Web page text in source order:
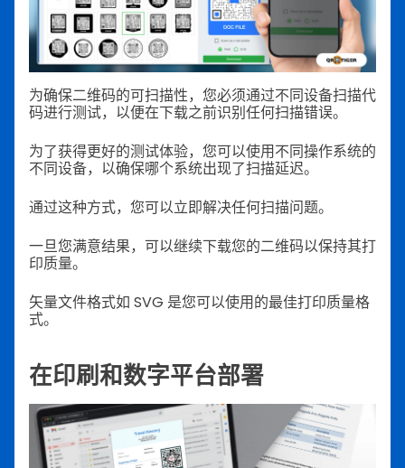
为确保二维码的可扫描性，您必须通过不同设备扫描代
码进行测试，以便在下载之前识别任何扫描错误。
为了获得更好的测试体验，您可以使用不同操作系统的
不同设备，以确保哪个系统出现了扫描延迟。
通过这种方式，您可以立即解决任何扫描问题。
一旦您满意结果，可以继续下载您的二维码以保持其打
印质量。
矢量文件格式如 SVG 是您可以使用的最佳打印质量格
式。
在印刷和数字平台部署